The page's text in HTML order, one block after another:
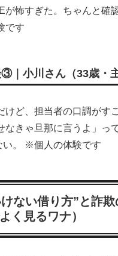
が怖すぎた。ちゃんと確
です
｜小川さん（33歳・主
けど、担当者の口調がす
なきゃ旦那に言うよ」っ
い。 ※個人の体験です
ない借り方”と詐欺
く見るワナ）